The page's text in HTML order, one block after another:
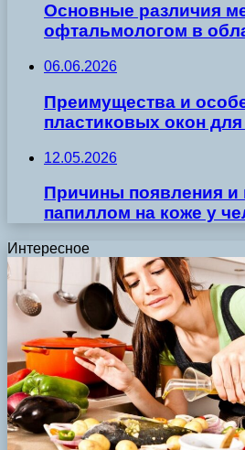
Основные различия
офтальмологом в
06.06.2026
Преимущества и
пластиковых окон
12.05.2026
Причины появления и
папиллом на коже у
Интересное